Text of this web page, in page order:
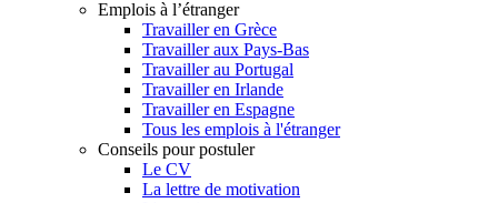
Emplois à l’étranger
Travailler en Grèce
Travailler aux Pays-Bas
Travailler au Portugal
Travailler en Irlande
Travailler en Espagne
Tous les emplois à l'étranger
Conseils pour postuler
Le CV
La lettre de motivation